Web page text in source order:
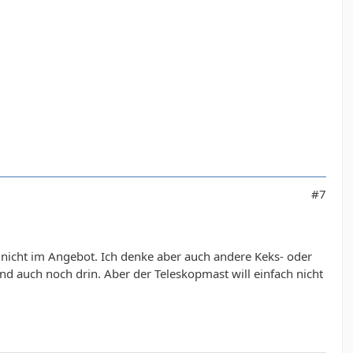
#7
im Angebot. Ich denke aber auch andere Keks- oder
auch noch drin. Aber der Teleskopmast will einfach nicht